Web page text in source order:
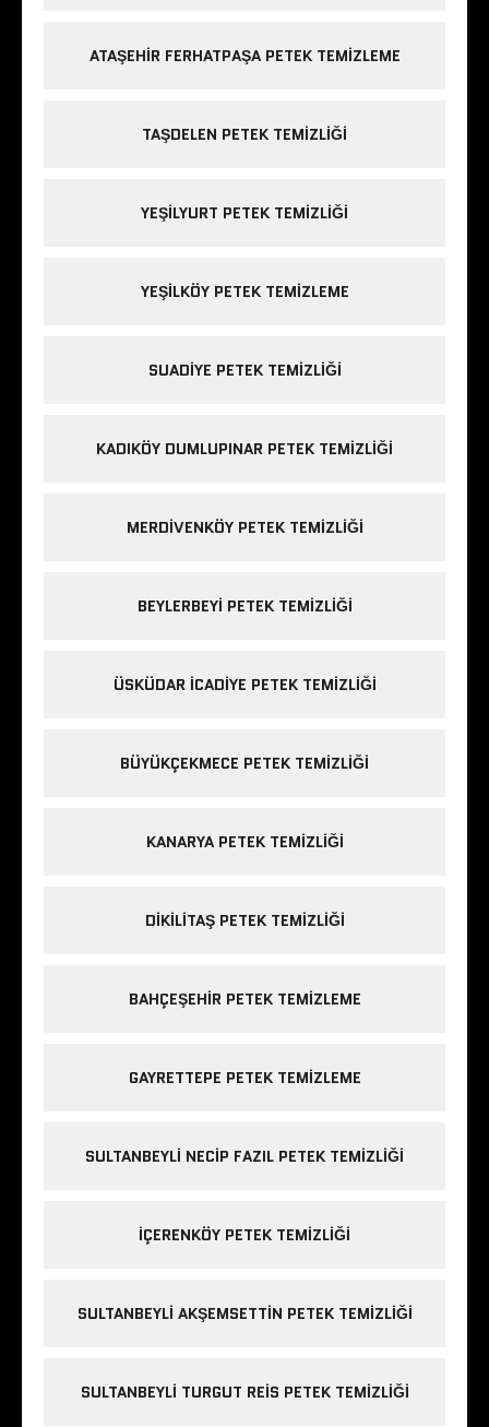
ATAŞEHIR FERHATPAŞA PETEK TEMIZLEME
TAŞDELEN PETEK TEMIZLIĞI
YEŞILYURT PETEK TEMIZLIĞI
YEŞILKÖY PETEK TEMIZLEME
SUADIYE PETEK TEMIZLIĞI
KADIKÖY DUMLUPINAR PETEK TEMIZLIĞI
MERDIVENKÖY PETEK TEMIZLIĞI
BEYLERBEYI PETEK TEMIZLIĞI
ÜSKÜDAR ICADIYE PETEK TEMIZLIĞI
BÜYÜKÇEKMECE PETEK TEMIZLIĞI
KANARYA PETEK TEMIZLIĞI
DIKILITAŞ PETEK TEMIZLIĞI
BAHÇEŞEHIR PETEK TEMIZLEME
GAYRETTEPE PETEK TEMIZLEME
SULTANBEYLI NECIP FAZIL PETEK TEMIZLIĞI
IÇERENKÖY PETEK TEMIZLIĞI
SULTANBEYLI AKŞEMSETTIN PETEK TEMIZLIĞI
SULTANBEYLI TURGUT REIS PETEK TEMIZLIĞI